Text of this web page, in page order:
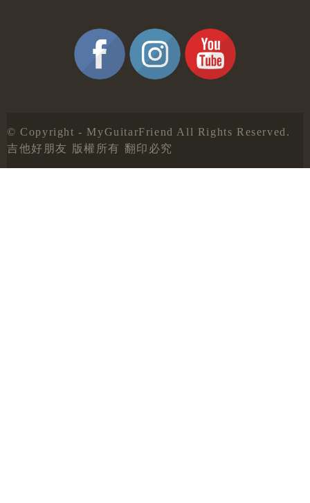
© Copyright - MyGuitarFriend All Rights Reserved.
吉他好朋友 版權所有 翻印必究